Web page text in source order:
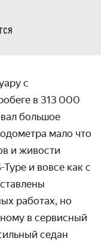
с
в 313 000
большое
мало что
и живости
и вовсе как с
работах, но
в сервисный
седан